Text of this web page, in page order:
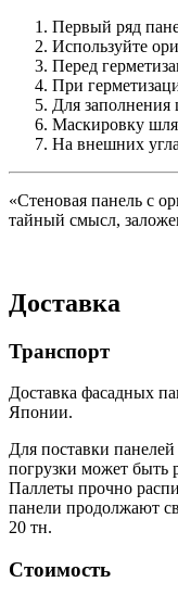
Первый ряд
Используйте
Перед
При
Для
Маскировку
На внешних
«Стеновая панель с
тайный смысл,
Доставка
Транспорт
Доставка фасадных
Японии.
Для поставки
погрузки может быть
Паллеты прочно
панели продолжают
20 тн.
Стоимость